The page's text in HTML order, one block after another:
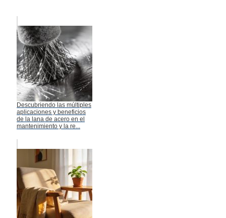
Descubriendo las múltiples
aplicaciones y beneficios
de la lana de acero en el
mantenimiento y la re...